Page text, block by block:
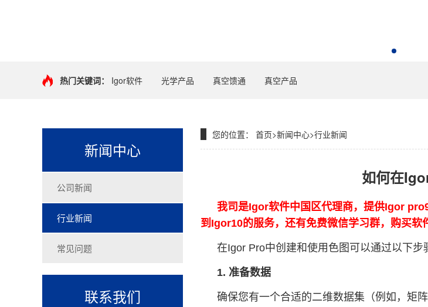
热门关键词：
Igor软件 光学产品 真空馈通 真空产品
新闻中心
公司新闻
行业新闻
常见问题
联系我们
您的位置： 首页>新闻中心>行业新闻
如何在
我司是Igor软件中国区代理商，提供Igor
到Igor10的服务，还有免费微信学习群，购买软
在Igor Pro中创建和使用色图可以通过以下步
1. 准备数据
确保您有一个合适的二维数据集（例如，矩